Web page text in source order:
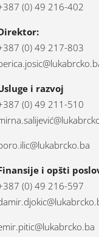
(0) 49 216-402
(0) 49 217-803
i razvoj
(0) 49 211-510
i opšti
(0) 49 216-597